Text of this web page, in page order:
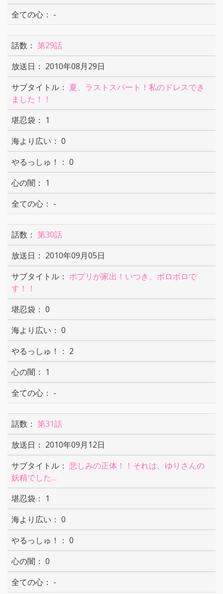
-
第29話
2010年08月29日
夏、ラストスパート！私のドレスでき
ました！！
1
0
0
1
-
第30話
2010年09月05日
ポプリが家出！いつき、ボロボロで
す！！
0
0
2
1
-
第31話
2010年09月12日
悲しみの正体！！それは、ゆりさんの
妖精でした…
1
0
0
0
-